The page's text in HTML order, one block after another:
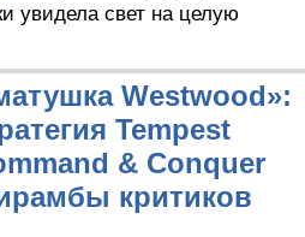
увидела свет на целую
Westwood»:
Tempest
& Conquer
критиков